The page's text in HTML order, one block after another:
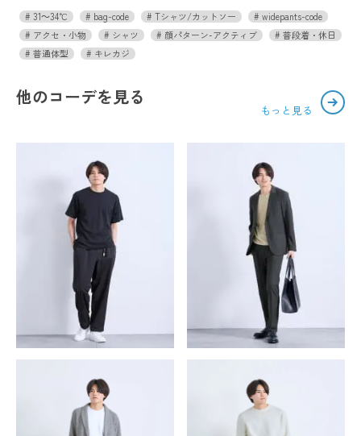
31～34℃ bag-code Tシャツ/カットソー
widepants-code
アクセ・小物
シャツ 顔パターン-アクティブ
普段着・休日
普通体型
キレカジ
他のコーデを見る
もっと見る